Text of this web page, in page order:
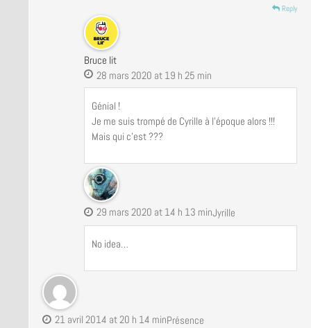
Reply
Bruce lit
28 mars 2020 at 19 h 25 min
Génial !
Je me suis trompé de Cyrille à l’époque alors !!!
Mais qui c’est ???
Jyrille
29 mars 2020 at 14 h 13 min
No idea…
Présence
21 avril 2014 at 20 h 14 min